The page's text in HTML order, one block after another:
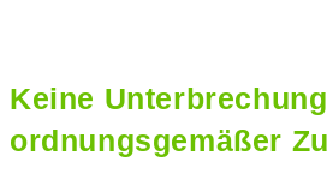
Keine
ordnungsgemäßer